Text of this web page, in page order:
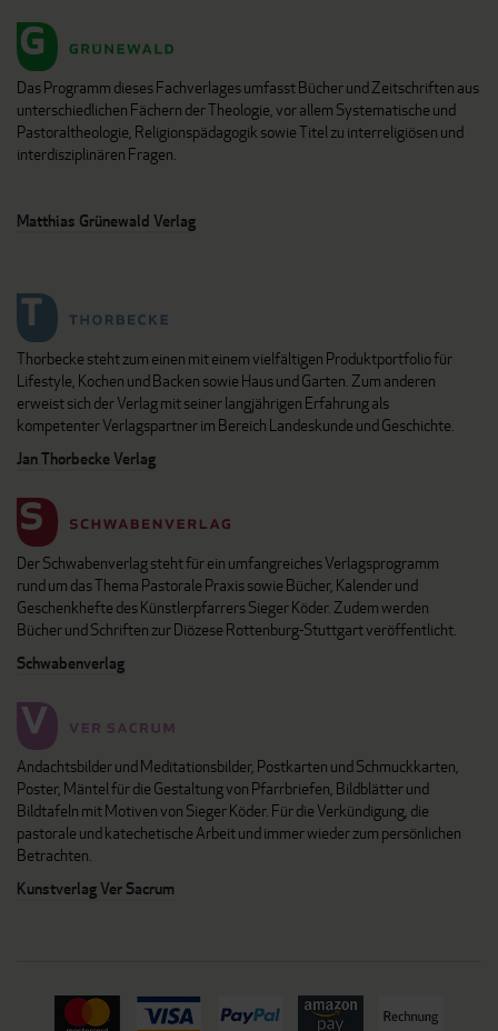
Das Programm dieses Fachverlages umfasst Bücher und Zeitschriften aus
unterschiedlichen Fächern der Theologie, vor allem Systematische und
Pastoraltheologie, Religionspädagogik sowie Titel zu interreligiösen und
interdisziplinären Fragen.
Matthias Grünewald Verlag
Thorbecke steht zum einen mit einem vielfältigen Produktportfolio für
Lifestyle, Kochen und Backen sowie Haus und Garten. Zum anderen
erweist sich der Verlag mit seiner langjährigen Erfahrung als
kompetenter Verlagspartner im Bereich Landeskunde und Geschichte.
Jan Thorbecke Verlag
Der Schwabenverlag steht für ein umfangreiches Verlagsprogramm
rund um das Thema Pastorale Praxis sowie Bücher, Kalender und
Geschenkhefte des Künstlerpfarrers Sieger Köder. Zudem werden
Bücher und Schriften zur Diözese Rottenburg-Stuttgart veröffentlicht.
Schwabenverlag
Andachtsbilder und Meditationsbilder, Postkarten und Schmuckkarten,
Poster, Mäntel für die Gestaltung von Pfarrbriefen, Bildblätter und
Bildtafeln mit Motiven von Sieger Köder. Für die Verkündigung, die
pastorale und katechetische Arbeit und immer wieder zum persönlichen
Betrachten.
Kunstverlag Ver Sacrum